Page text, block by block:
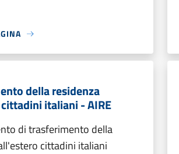
della residenza
italiani - AIRE
di trasferimento della
cittadini italiani